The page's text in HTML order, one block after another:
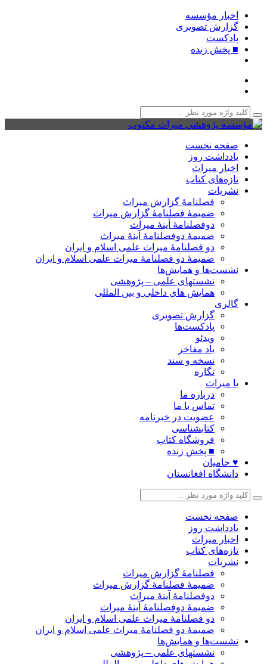
اخبار مؤسسه
گزارش تصویری
پادکست‌
■ پخش زنده
صفحه نخست
یادداشت روز
اخبار میراث
تازه‌های کتاب
نشریات
فصلنامۀ گزارش میراث
ضمیمۀ فصلنامۀ گزارش میراث
دوفصلنامۀ آینۀ میراث
ضمیمۀ دوفصلنامۀ آینۀ میراث
دو فصلنامۀ میراث علمی اسلام و ایران
ضمیمۀ دو فصلنامۀ میراث علمی اسلام و ایران
نشست‌ها و همایش‌ها
نشستهای علمی – پژوهشی
همایش های داخلی و بین المللی
گالری
گزارش تصویری
پادکست‌ها
ویدئو
یاد مفاخر
نسخه و سند
نگاره
با میراث
درباره ما
تماس با ما
عضویت در خبرنامه
کتابشناسی
فروشگاه کتاب
■ پخش زنده
♥ حامیان
دانشگاه افغانستان
صفحه نخست
یادداشت روز
اخبار میراث
تازه‌های کتاب
نشریات
فصلنامۀ گزارش میراث
ضمیمۀ فصلنامۀ گزارش میراث
دوفصلنامۀ آینۀ میراث
ضمیمۀ دوفصلنامۀ آینۀ میراث
دو فصلنامۀ میراث علمی اسلام و ایران
ضمیمۀ دو فصلنامۀ میراث علمی اسلام و ایران
نشست‌ها و همایش‌ها
نشستهای علمی – پژوهشی